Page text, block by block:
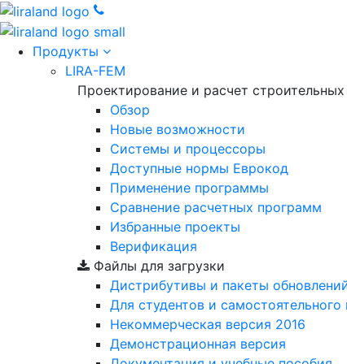
Продукты
LIRA-FEM
Проектирование и расчет
Обзор
Новые возможности
Cистемы и процессоры
Доступные нормы Еврокод
Применение программы
Сравнение расчетных программ
Избранные проекты
Верификация
Файлы для загрузки
Дистрибутивы и пакеты
Для студентов и самостоятельного
Некоммерческая версия 2016
Демонстрационная версия